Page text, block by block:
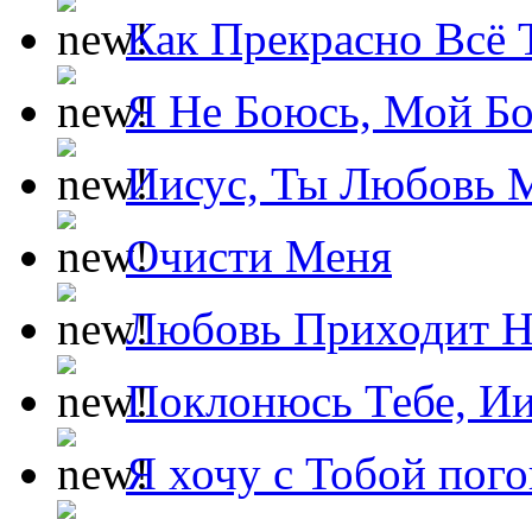
Как Прекрасно Всё
Я Не Боюсь, Мой
Иисус, Ты Любовь
Очисти Меня
Любовь Приходит
Поклонюсь Тебе,
Я хочу с Тобой